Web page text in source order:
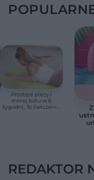
Prostsze plecy i
mniej bólu w 6
tygodni. Te ćwiczenia
REDAKTOR